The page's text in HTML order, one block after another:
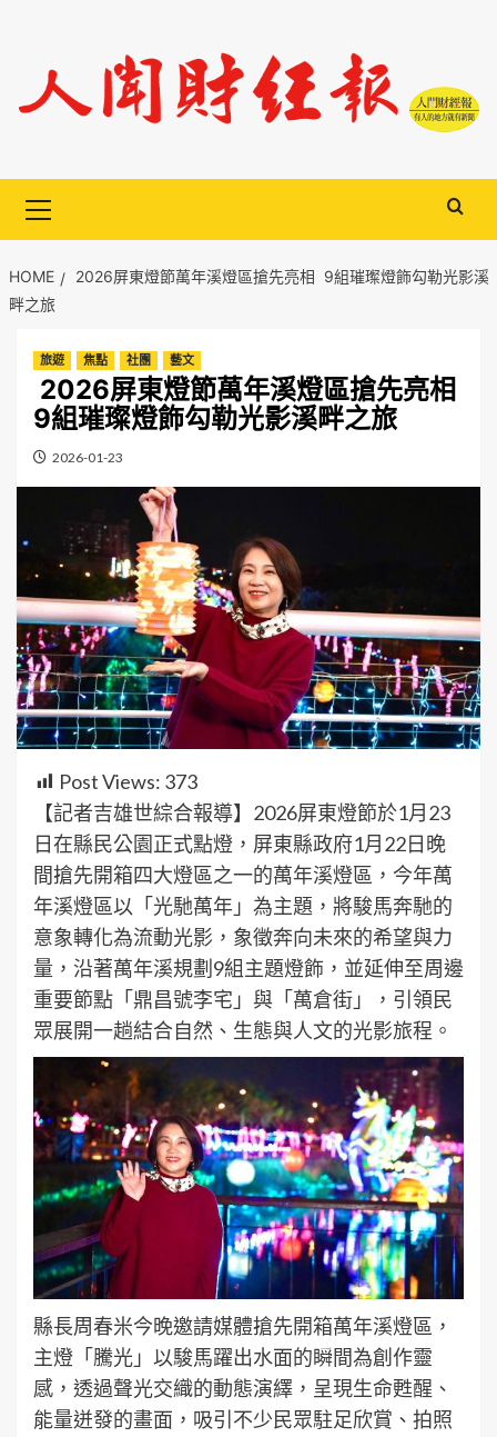
content
Menu
HOME
2026屏東燈節萬年溪燈區搶先亮相 9組璀璨燈飾勾勒光影溪
畔之旅
旅遊 焦點 社團 藝文
2026屏東燈節萬年溪燈區搶先亮相
9組璀璨燈飾勾勒光影溪畔之旅
2026-01-23
Post Views: 373
【記者吉雄世綜合報導】2026屏東燈節於1月23
日在縣民公園正式點燈，屏東縣政府1月22日晚
間搶先開箱四大燈區之一的萬年溪燈區，今年萬
年溪燈區以「光馳萬年」為主題，將駿馬奔馳的
意象轉化為流動光影，象徵奔向未來的希望與力
量，沿著萬年溪規劃9組主題燈飾，並延伸至周邊
重要節點「鼎昌號李宅」與「萬倉街」，引領民
眾展開一趟結合自然、生態與人文的光影旅程。
縣長周春米今晚邀請媒體搶先開箱萬年溪燈區，
主燈「騰光」以駿馬躍出水面的瞬間為創作靈
感，透過聲光交織的動態演繹，呈現生命甦醒、
能量迸發的畫面，吸引不少民眾駐足欣賞、拍照